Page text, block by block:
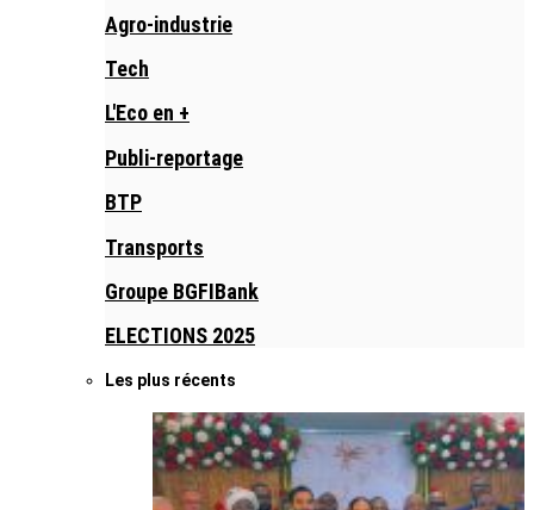
Agro-industrie
Tech
L'Eco en +
Publi-reportage
BTP
Transports
Groupe BGFIBank
ELECTIONS 2025
Les plus récents